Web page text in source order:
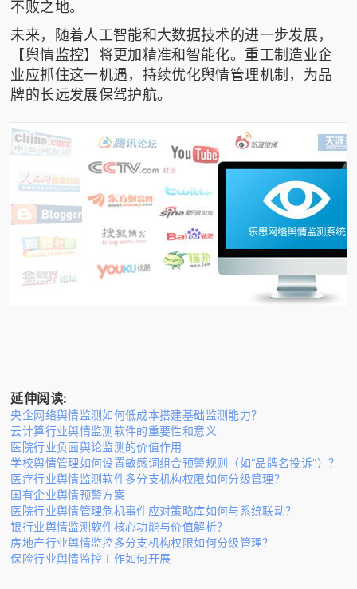
不败之地。
未来，随着人工智能和大数据技术的进一步发展，
【舆情监控】将更加精准和智能化。重工制造业企
业应抓住这一机遇，持续优化舆情管理机制，为品
牌的长远发展保驾护航。
延伸阅读:
央企网络舆情监测如何低成本搭建基础监测能力？
云计算行业舆情监测软件的重要性和意义
医院行业负面舆论监测的价值作用
学校舆情管理如何设置敏感词组合预警规则（如“品牌名投诉”）？
医疗行业舆情监测软件多分支机构权限如何分级管理？
国有企业舆情预警方案
医院行业舆情管理危机事件应对策略库如何与系统联动？
银行业舆情监测软件核心功能与价值解析？
房地产行业舆情监控多分支机构权限如何分级管理？
保险行业舆情监控工作如何开展